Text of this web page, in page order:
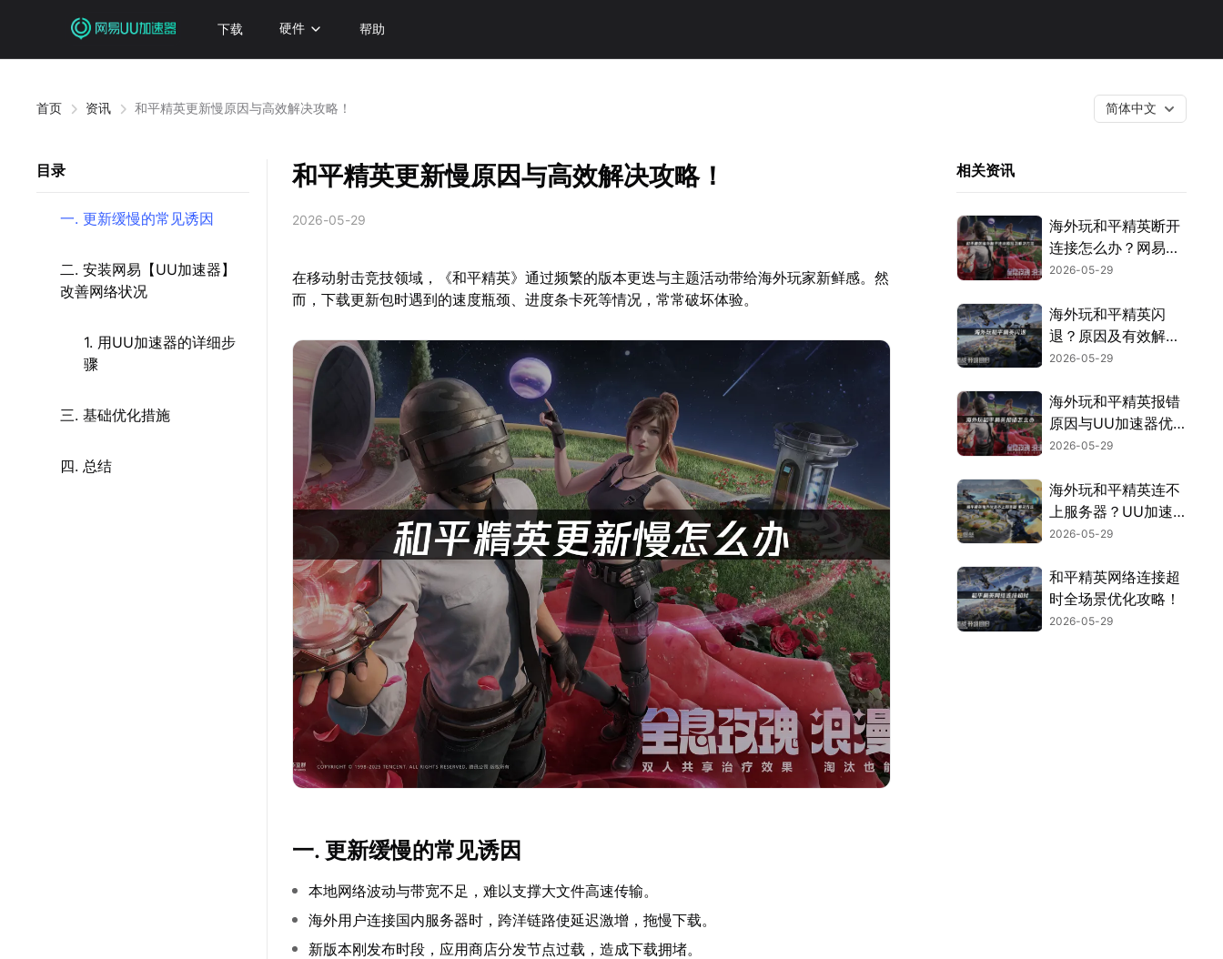
下载 硬件 帮助
首页 资讯 和平精英更新慢原因与高效解决攻略！ 简体中文
目录
一. 更新缓慢的常见诱因
二. 安装网易【UU加速器】
改善网络状况
1. 用UU加速器的详细步
骤
三. 基础优化措施
四. 总结
和平精英更新慢原因与高效解决攻略！
2026-05-29
在移动射击竞技领域，《和平精英》通过频繁的版本更迭与主题活动带给海外玩家新鲜感。然
而，下载更新包时遇到的速度瓶颈、进度条卡死等情况，常常破坏体验。
一. 更新缓慢的常见诱因
本地网络波动与带宽不足，难以支撑大文件高速传输。
海外用户连接国内服务器时，跨洋链路使延迟激增，拖慢下载。
新版本刚发布时段，应用商店分发节点过载，造成下载拥堵。
相关资讯
海外玩和平精英断开
连接怎么办？网易
UU加速器高效解
2026-05-29
海外玩和平精英闪
退？原因及有效解决
方法汇总！
2026-05-29
海外玩和平精英报错
原因与UU加速器优
化指南！
2026-05-29
海外玩和平精英连不
上服务器？UU加速
器一键解决网络问
2026-05-29
和平精英网络连接超
时全场景优化攻略！
2026-05-29